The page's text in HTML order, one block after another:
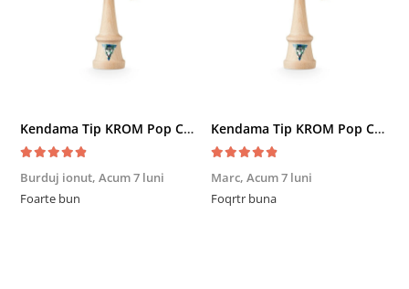
Kendama Tip KROM Pop Chrome Pop LOL Clear, Sky Blue
Burduj ionut, Acum 7 luni
Foarte bun
Kendama Tip KROM Pop Chrome Pop LOL Clear, Sky Blue
Marc, Acum 7 luni
Foqrtr buna